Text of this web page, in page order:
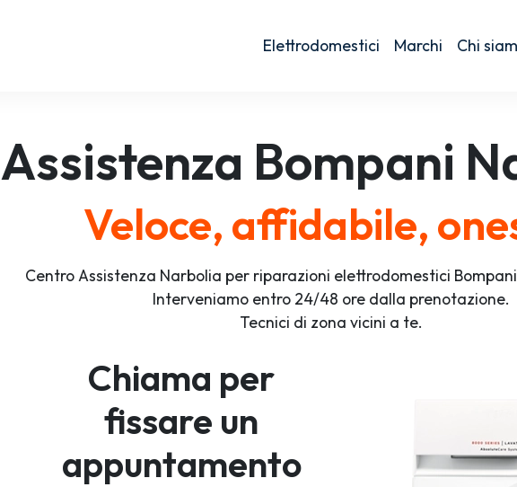
Elettrodomestici Marchi Chi
Assistenza Bompani
Veloce, affidabile,
Centro Assistenza Narbolia per riparazioni elettrodomestici Bompani
Interveniamo entro 24/48 ore dalla prenotazione.
Tecnici di zona vicini a te.
Chiama per
fissare un
appuntamento